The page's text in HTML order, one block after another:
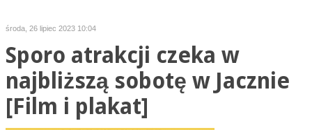
środa, 26 lipiec 2023 10:04
Sporo atrakcji czeka w
najbliższą sobotę w Jacznie
[Film i plakat]